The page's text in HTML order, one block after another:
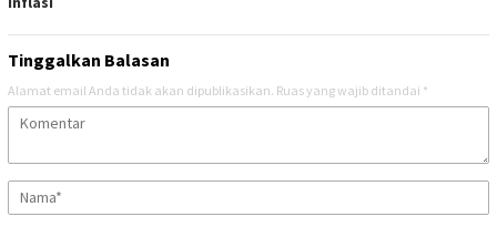
Tinggalkan Balasan
Alamat email Anda tidak akan dipublikasikan. Ruas yang wajib ditandai *